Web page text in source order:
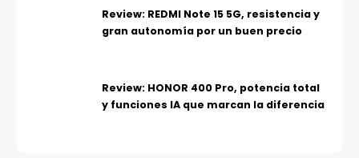
Review: REDMI Note 15 5G, resistencia y
gran autonomía por un buen precio
Review: HONOR 400 Pro, potencia total
y funciones IA que marcan la diferencia